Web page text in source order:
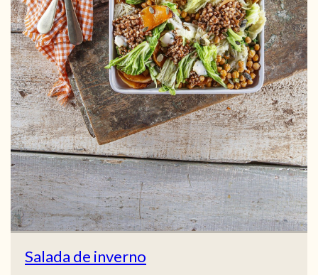
Salada de inverno